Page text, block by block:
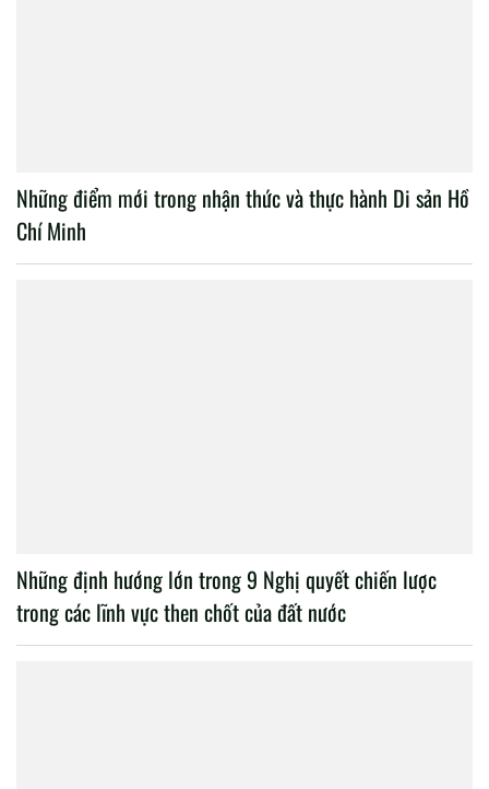
Những điểm mới trong nhận thức và thực hành Di sản Hồ
Chí Minh
Những định hướng lớn trong 9 Nghị quyết chiến lược
trong các lĩnh vực then chốt của đất nước